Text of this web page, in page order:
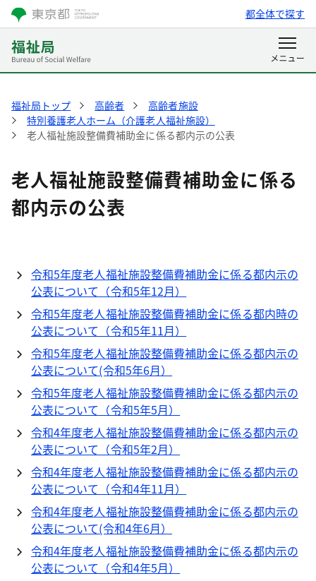
都全体で探す
福祉局トップ 高齢者
高齢者施設
特別養護老人ホーム（介護老人福祉施設）
老人福祉施設整備費補助金に係る都内示の公表
老人福祉施設整備費補助金に係る
都内示の公表
令和5年度老人福祉施設整備費補助金に係る都内示の
公表について（令和5年12月）
令和5年度老人福祉施設整備費補助金に係る都内時の
公表について（令和5年11月）
令和5年度老人福祉施設整備費補助金に係る都内示の
公表について(令和5年6月）
令和5年度老人福祉施設整備費補助金に係る都内示の
公表について（令和5年5月）
令和4年度老人福祉施設整備費補助金に係る都内示の
公表について（令和5年2月）
令和4年度老人福祉施設整備費補助金に係る都内示の
公表について（令和4年11月）
令和4年度老人福祉施設整備費補助金に係る都内示の
公表について(令和4年6月）
令和4年度老人福祉施設整備費補助金に係る都内示の
公表について（令和4年5月）